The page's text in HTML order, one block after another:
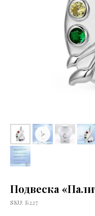
Подвеска
SKU: Б227